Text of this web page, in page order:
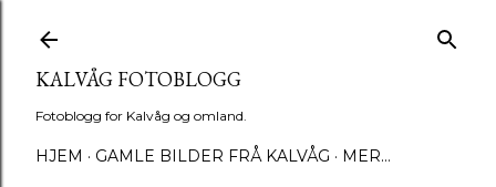
KALVÅG FOTOBLOGG
Fotoblogg for Kalvåg og omland.
HJEM GAMLE BILDER FRÅ KALVÅG MER…